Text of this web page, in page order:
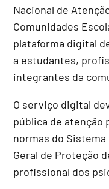
Nacional de
Comunidades
plataforma digital
a estudantes,
integrantes da
O serviço digital
pública de atenção
normas do Sistema
Geral de Proteção
profissional dos